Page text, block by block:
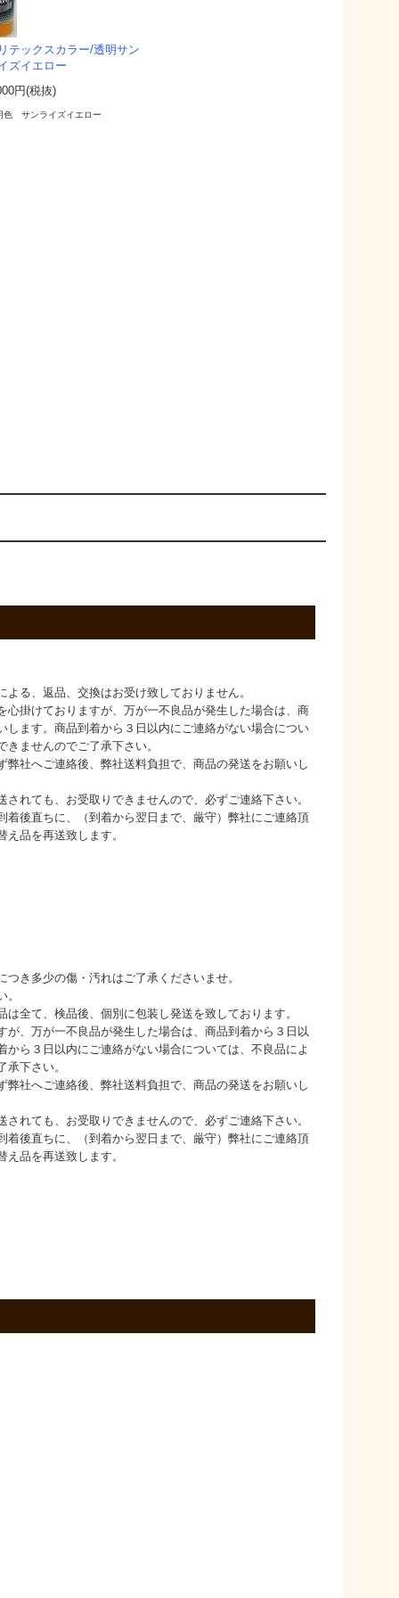
テックスカラー/透明サン
ズイエロー
円(税抜)
色 サンライズイエロー
る、返品、交換はお受け致しておりません。
心掛けておりますが、万が一不良品が発生した場合は、商
します。商品到着から３日以内にご連絡がない場合につい
ませんのでご了承下さい。
弊社へご連絡後、弊社送料負担で、商品の発送をお願いし
れても、お受取りできませんので、必ずご連絡下さい。
着後直ちに、（到着から翌日まで、厳守）弊社にご連絡頂
品を再送致します。
き多少の傷・汚れはご了承くださいませ。
。
全て、検品後、個別に包装し発送を致しております。
が、万が一不良品が発生した場合は、商品到着から３日以
から３日以内にご連絡がない場合については、不良品によ
承下さい。
弊社へご連絡後、弊社送料負担で、商品の発送をお願いし
れても、お受取りできませんので、必ずご連絡下さい。
着後直ちに、（到着から翌日まで、厳守）弊社にご連絡頂
え品を再送致します。